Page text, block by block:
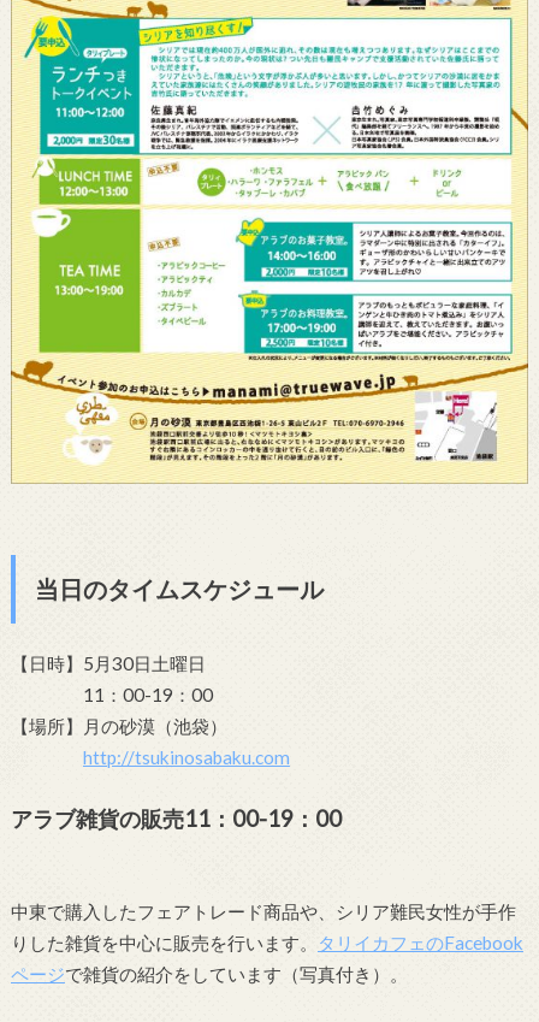
当日のタイムスケジュール
【日時】5月30日土曜日
11：00-19：00
【場所】月の砂漠（池袋）
http://tsukinosabaku.com
アラブ雑貨の販売11：00-19：00
中東で購入したフェアトレード商品や、シリア難民女性が手作
りした雑貨を中心に販売を行います。
タリイカフェのFacebook
ページで雑貨の紹介をしています（写真付き）。